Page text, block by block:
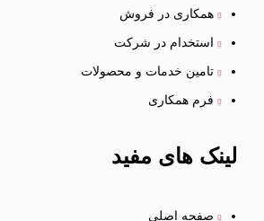
همکاری در فروش
استخدام در شرکت
تامین خدمات و محصولات
فرم همکاری
لینک های مفید
صفحه اصلی